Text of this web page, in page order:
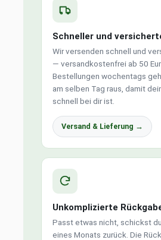
Schneller und
Wir versenden schnell und
— versandkostenfrei ab 50
Bestellungen wochentags
am selben Tag raus, damit
schnell bei dir ist.
Versand & Lieferung →
Unkomplizierte
Passt etwas nicht, schickst
eines Monats zurück. Die